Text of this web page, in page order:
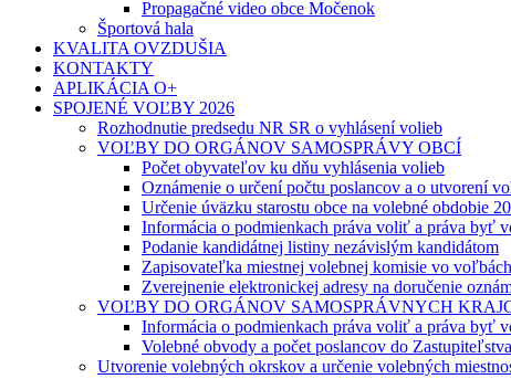
Propagačné video obce Močenok
Športová hala
KVALITA OVZDUŠIA
KONTAKTY
APLIKÁCIA O+
SPOJENÉ VOĽBY 2026
Rozhodnutie predsedu NR SR o vyhlásení volieb
VOĽBY DO ORGÁNOV SAMOSPRÁVY OBCÍ
Počet obyvateľov ku dňu vyhlásenia volieb
Oznámenie o určení počtu poslancov a o utvorení
Určenie úväzku starostu obce na volebné obdobie
Informácia o podmienkach práva voliť a práva byť
Podanie kandidátnej listiny nezávislým kandidátom
Zapisovateľka miestnej volebnej komisie vo
Zverejnenie elektronickej adresy na doručenie
VOĽBY DO ORGÁNOV SAMOSPRÁVNYCH
Informácia o podmienkach práva voliť a práva byť
Volebné obvody a počet poslancov do
Utvorenie volebných okrskov a určenie volebných